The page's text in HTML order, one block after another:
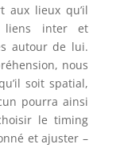
aux lieux qu’il
liens inter et
autour de lui.
nous
soit spatial,
pourra ainsi
le timing
et ajuster –